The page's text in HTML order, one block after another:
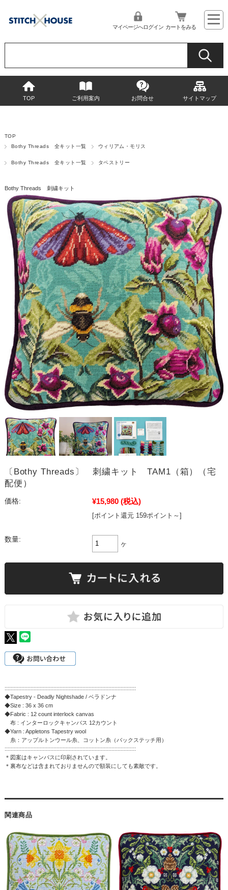
マイページへログイン カートをみる
TOP ご利用案内 お問合せ サイトマップ
TOP
Bothy Threads 全キット一覧
ウィリアム・モリス
Bothy Threads 全キット一覧 タペストリー
Bothy Threads 刺繍キット
〔Bothy Threads〕 刺繍キット TAM1（箱）（宅
配便）
価格: ¥15,980 (税込)
[ポイント還元 159ポイント～]
数量:
ヶ
::::::::::::::::::::::::::::::::::::::::::::::::::::::::::::::::::::::::::::::::::::::
◆Tapestry - Deadly Nightshade / ベラドンナ
◆Size : 36 x 36 cm
◆Fabric : 12 count interlock canvas
布 : インターロックキャンバス 12カウント
◆Yarn : Appletons Tapestry wool
糸：アップルトンウール糸、コットン糸（バックステッチ用）
::::::::::::::::::::::::::::::::::::::::::::::::::::::::::::::::::::::::::::::::::::::
＊図案はキャンバスに印刷されています。
＊裏布などは含まれておりませんので額装にしても素敵です。
関連商品